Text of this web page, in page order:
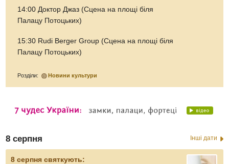
14:00 Доктор Джаз (Сцена на площі біля
Палацу Потоцьких)
15:30 Rudi Berger Group (Сцена на площі біля
Палацу Потоцьких)
Розділи: Новини культури
8 серпня Інші дати
8 серпня святкують: